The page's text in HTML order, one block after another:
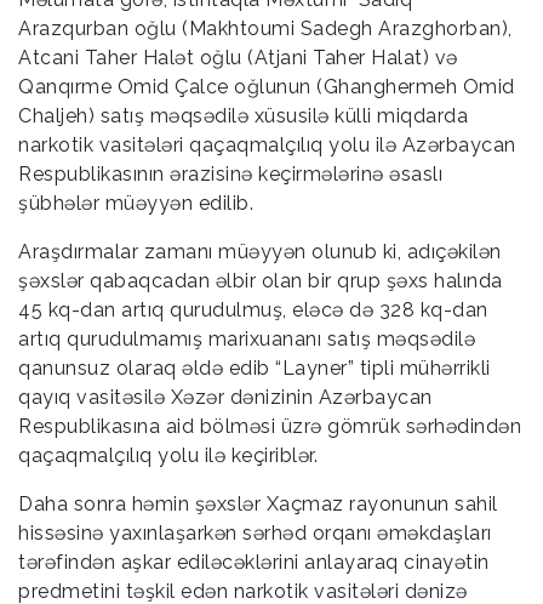
Arazqurban oğlu (Makhtoumi Sadegh Arazghorban),
Atcani Taher Halət oğlu (Atjani Taher Halat) və
Qanqırme Omid Çalce oğlunun (Ghanghermeh Omid
Chaljeh) satış məqsədilə xüsusilə külli miqdarda
narkotik vasitələri qaçaqmalçılıq yolu ilə Azərbaycan
Respublikasının ərazisinə keçirmələrinə əsaslı
şübhələr müəyyən edilib.
Araşdırmalar zamanı müəyyən olunub ki, adıçəkilən
şəxslər qabaqcadan əlbir olan bir qrup şəxs halında
45 kq-dan artıq qurudulmuş, eləcə də 328 kq-dan
artıq qurudulmamış marixuananı satış məqsədilə
qanunsuz olaraq əldə edib “Layner” tipli mühərrikli
qayıq vasitəsilə Xəzər dənizinin Azərbaycan
Respublikasına aid bölməsi üzrə gömrük sərhədindən
qaçaqmalçılıq yolu ilə keçiriblər.
Daha sonra həmin şəxslər Xaçmaz rayonunun sahil
hissəsinə yaxınlaşarkən sərhəd orqanı əməkdaşları
tərəfindən aşkar ediləcəklərini anlayaraq cinayətin
predmetini təşkil edən narkotik vasitələri dənizə